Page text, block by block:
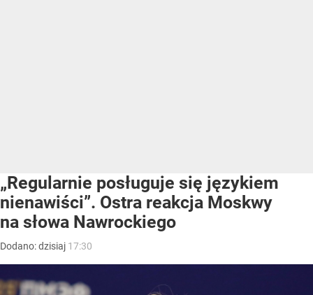
„Regularnie posługuje się językiem
nienawiści”. Ostra reakcja Moskwy
na słowa Nawrockiego
Dodano:dzisiaj 17:30